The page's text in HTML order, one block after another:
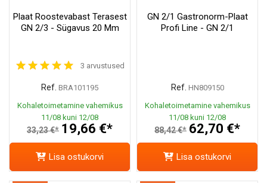
Plaat Roostevabast Terasest
GN 2/3 - Sügavus 20 Mm
3 arvustused
Ref. BRA101195
Kohaletoimetamine vahemikus
11/08 kuni 12/08
33,23 €* 19,66 €*
Lisa ostukorvi
GN 2/1 Gastronorm-Plaat
Profi Line - GN 2/1
Ref. HN809150
Kohaletoimetamine vahemikus
11/08 kuni 12/08
88,42 €* 62,70 €*
Lisa ostukorvi